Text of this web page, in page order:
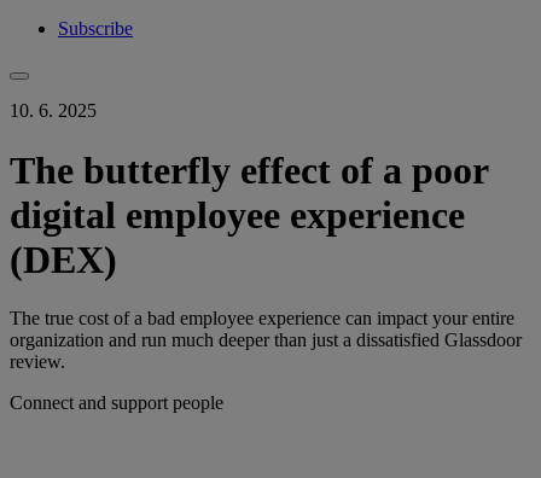
Subscribe
10. 6. 2025
The butterfly effect of a poor
digital employee experience
(DEX)
The true cost of a bad employee experience can impact your entire
organization and run much deeper than just a dissatisfied Glassdoor
review.
Connect and support people